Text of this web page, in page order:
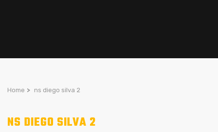
Home > ns diego silva 2
NS DIEGO SILVA 2